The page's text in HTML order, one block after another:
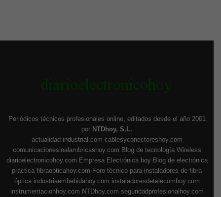
Periódicos técnicos profesionales online, editados desde el año 2001
por NTDhoy, S.L.
actualidad-industrial.com cablesyconectoreshoy.com
comunicacionesinalambricashoy.com Blog de tecnología Wireless
diarioelectronicohoy.com Empresa Electrónica hoy Blog de electrónica
práctica fibraopticahoy.com Foro técnico para instaladores de fibra
óptica industriaembebidahoy.com instaladoresdetelecomhoy.com
instrumentacionhoy.com NTDhoy.com seguridadprofesionalhoy.com